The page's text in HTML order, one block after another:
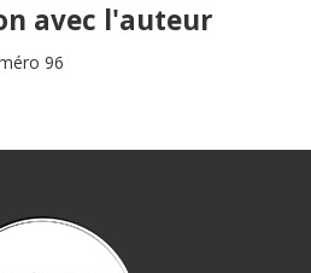
avec l'auteur
96